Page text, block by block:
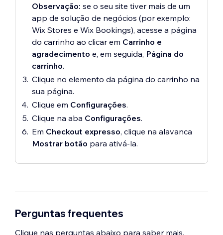
Observação: se o seu site tiver mais de um
app de solução de negócios (por exemplo:
Wix Stores e Wix Bookings), acesse a página
do carrinho ao clicar em Carrinho e
agradecimento e, em seguida, Página do
carrinho.
Clique no elemento da página do carrinho na
sua página.
Clique em Configurações.
Clique na aba Configurações.
Em Checkout expresso, clique na alavanca
Mostrar botão para ativá-la.
Perguntas frequentes
Clique nas perguntas abaixo para saber mais.